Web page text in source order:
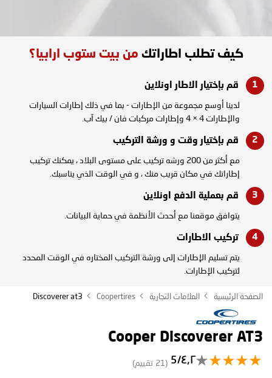
كيف تطلب اطاراتك من بيت ستوب ارابيا؟
قم بإختيار الاطار اونلاين
لدينا أوسع مجموعة من الإطارات - بما في ذلك إطارات السيارات
والإطارات 4 × 4 وإطارات مركبات فان / بيك آب.
قم بإختيار وقت و ورشة التركيب
مع أكثر من 200 ورشه تركيب على مستوى البلاد ، يمكنك تركيب
إطاراتك في مكان قريب منك ، و في الوقت الذي يناسبك.
قم بعملية الدفع اونلاين
يتوافق موقعنا مع أحدث الأنظمة في حماية البيانات.
تركيب الاطارات
يتم تسليم الإطارات إلى ورشة التركيب المختاره في الوقت المحدد
لتركيب الإطارات.
الصفحة الرئيسية العلامات التجارية Coopertires
Discoverer at3
Cooper Discoverer AT3
٤٫٢/5 (21 تقييم)